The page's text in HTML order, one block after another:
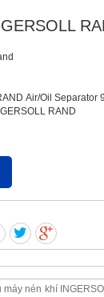
Air/Oil Separator
RAND
máy nén khí